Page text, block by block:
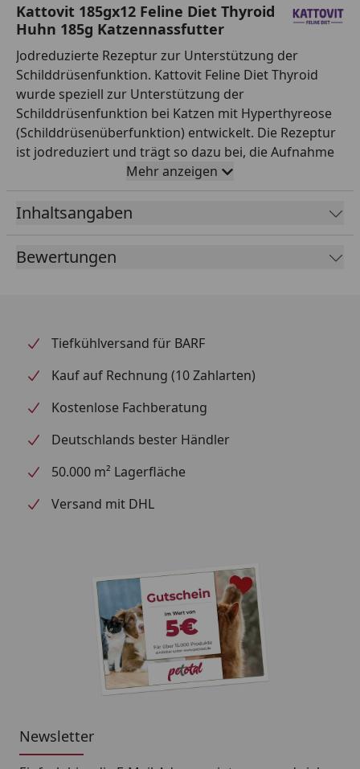
Kattovit 185gx12 Feline Diet Thyroid
Huhn 185g Katzennassfutter
Jodreduzierte Rezeptur zur Unterstützung der
Schilddrüsenfunktion. Kattovit Feline Diet Thyroid
wurde speziell zur Unterstützung der
Schilddrüsenfunktion bei Katzen mit Hyperthyreose
(Schilddrüsenüberfunktion) entwickelt. Die Rezeptur
ist jodreduziert und trägt so dazu bei, die Aufnahme
von Jod über das Futter zu limitieren und damit die
Produktion der Schilddrüsenhormone zu regulieren.
Ein ausgewogener Gehalt an hochwertigen Proteinen
und eines optimalen Körpergewichts. Enthaltenes
Taurin und essenzielle Fettsäuren fördern zusätzlich
Mehr anzeigen
Inhaltsangaben
Bewertungen
Tiefkühlversand für BARF
Kauf auf Rechnung (10 Zahlarten)
Kostenlose Fachberatung
Deutschlands bester Händler
50.000 m² Lagerfläche
Versand mit DHL
Newsletter